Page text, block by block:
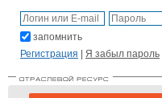
запомнить
Регистрация | Я забыл пароль